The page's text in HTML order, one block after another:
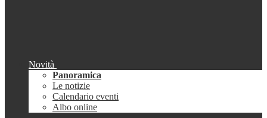
Novità
Panoramica
Le notizie
Calendario eventi
Albo online